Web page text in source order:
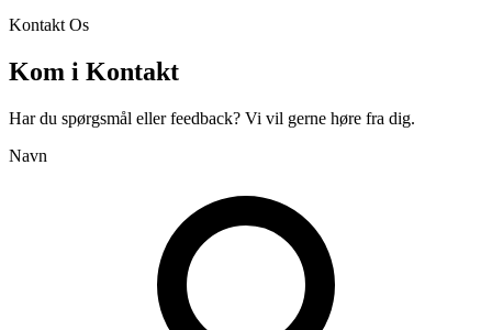
Kontakt Os
Kom i Kontakt
Har du spørgsmål eller feedback? Vi vil gerne høre fra dig.
Navn